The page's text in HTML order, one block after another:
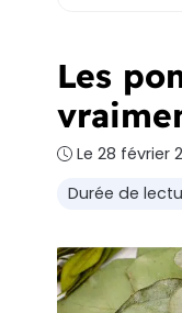
Les
Le 28 février
Durée de